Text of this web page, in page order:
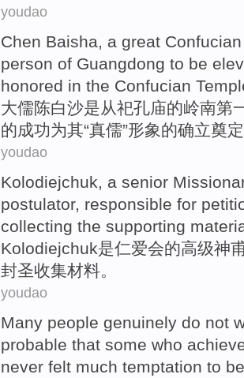
youdao
Chen Baisha, a great Confucian
person of Guangdong to be
honored in the Confucian
大儒陈白沙是从祀孔庙的岭南第
的成功为其“真儒”形象的确立奠
youdao
Kolodiejchuk, a senior
postulator, responsible for
collecting the supporting
Kolodiejchuk是仁爱会的高级神
封圣收集材料。
youdao
Many people genuinely do not
probable that some who
never felt much temptation to